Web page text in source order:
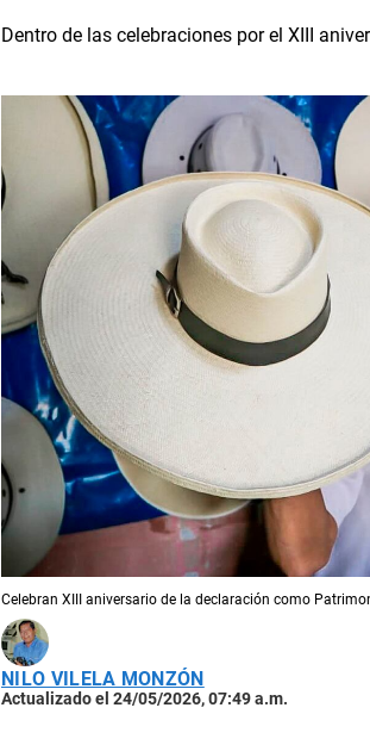
Dentro de las celebraciones por el XIII
Celebran XIII aniversario de la declaración como
NILO VILELA MONZÓN
Actualizado el 24/05/2026, 07:49 a.m.